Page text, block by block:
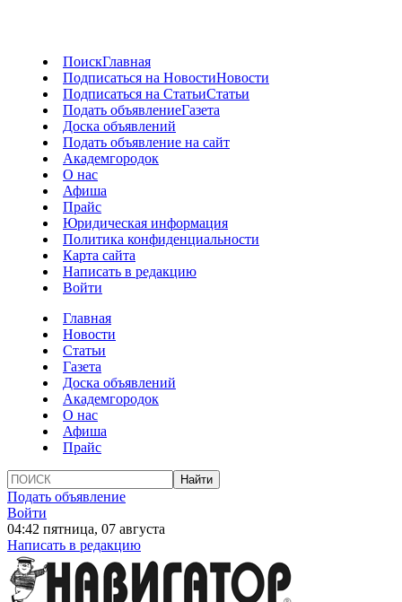
ПоискГлавная
Подписаться на НовостиНовости
Подписаться на СтатьиСтатьи
Подать объявлениеГазета
Доска объявлений
Подать объявление на сайт
Академгородок
О нас
Афиша
Прайс
Юридическая информация
Политика конфиденциальности
Карта сайта
Написать в редакцию
Войти
Главная
Новости
Статьи
Газета
Доска объявлений
Академгородок
О нас
Афиша
Прайс
Подать объявление
Войти
04:42 пятница, 07 августа
Написать в редакцию